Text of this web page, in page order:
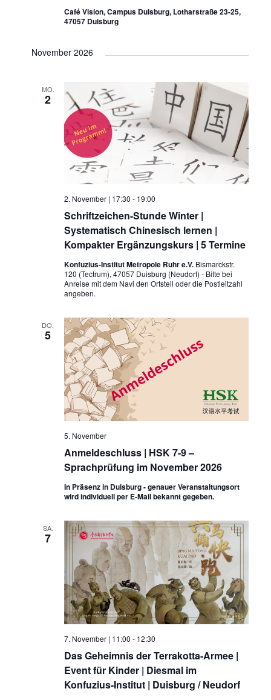
Café Vision, Campus Duisburg, Lotharstraße 23-25,
47057 Duisburg
November 2026
MO.
2
Schriftzeichen-Stunde Winter |
Systematisch Chinesisch lernen |
Kompakter Ergänzungskurs | 5 Termine
2. November | 17:30 - 19:00
Konfuzius-Institut Metropole Ruhr e.V. Bismarckstr.
120 (Tectrum), 47057 Duisburg (Neudorf) - Bitte bei
Anreise mit dem Navi den Ortsteil oder die Postleitzahl
angeben.
DO.
5
Anmeldeschluss | HSK 7-9 –
Sprachprüfung im November 2026
5. November
In Präsenz in Duisburg - genauer Veranstaltungsort
wird individuell per E-Mail bekannt gegeben.
SA.
7
Das Geheimnis der Terrakotta-Armee |
Event für Kinder | Diesmal im
Konfuzius-Institut | Duisburg / Neudorf
7. November | 11:00 - 12:30